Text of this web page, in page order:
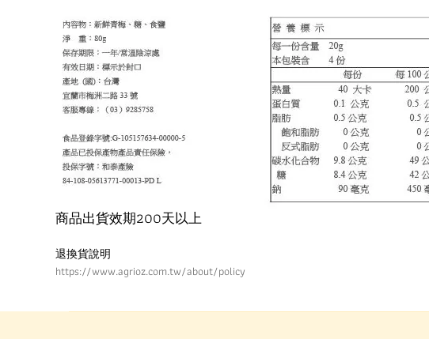
商品出貨效期200天以上
退換貨說明
https://www.agrioz.com.tw/about/policy